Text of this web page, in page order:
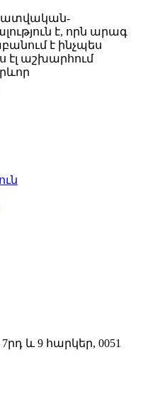
է, որն արագ
է ինչպես
էլ աշխարհում
և 9 հարկեր, 0051